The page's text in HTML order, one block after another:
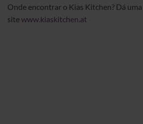
Onde encontrar o Kias Kitchen? Dá
sitewww.kiaskitchen.at